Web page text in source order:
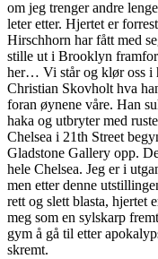
om jeg trenger andre
leter etter. Hjertet er
Hirschhorn har fått med
stille ut i Brooklyn
her… Vi står og klør oss i
Christian Skovholt hva
foran øynene våre. Han
haka og utbryter med
Chelsea i 21th Street
Gladstone Gallery opp.
hele Chelsea. Jeg er i
men etter denne
rett og slett blasta, hjertet
meg som en sylskarp
gym å gå til etter
skremt.